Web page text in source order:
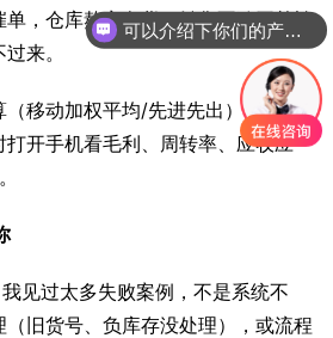
单，仓库熬夜盘货，销售不敢开单怕
来。
移动加权平均/先进先出），利润
开手机看毛利、周转率、应收应
见过太多失败案例，不是系统不
旧货号、负库存没处理），或流程
可以介绍下你们的产品么
你们是怎么收费的呢